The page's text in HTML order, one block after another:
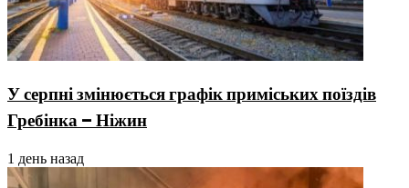
У серпні змінюється графік приміських поїздів
Гребінка – Ніжин
1 день назад